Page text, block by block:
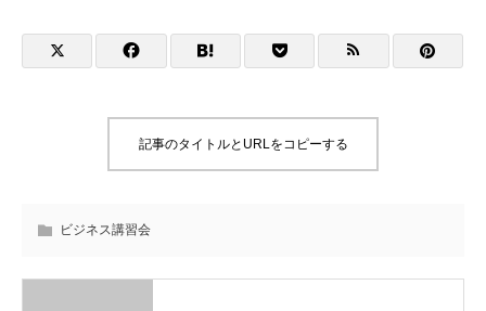
記事のタイトルとURLをコピーする
ビジネス講習会